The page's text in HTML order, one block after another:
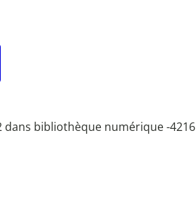
dans bibliothèque numérique -